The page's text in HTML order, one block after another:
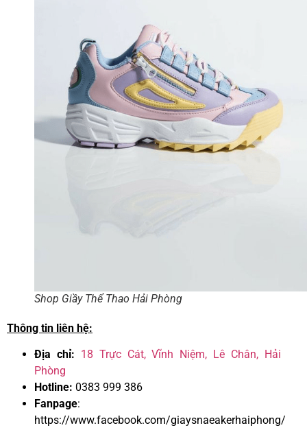
Shop Giầy Thể Thao Hải Phòng
Thông tin liên hệ:
Địa chỉ: 18 Trực Cát, Vĩnh Niệm, Lê Chân, Hải
Phòng
Hotline: 0383 999 386
Fanpage:
https://www.facebook.com/giaysnaeakerhaiphong/